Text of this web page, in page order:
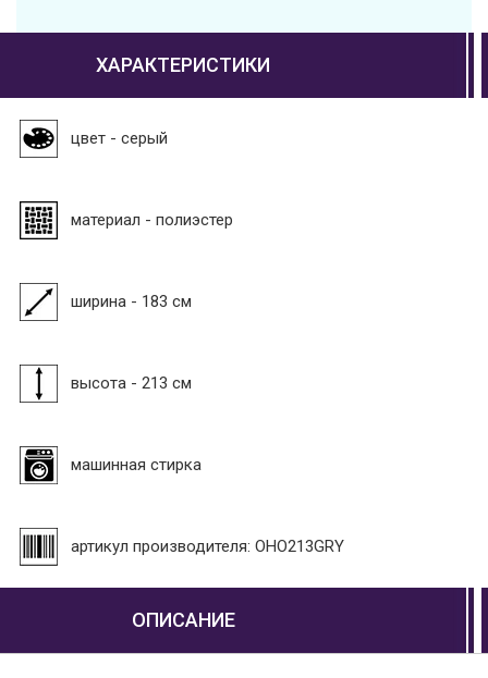
ХАРАКТЕРИСТИКИ
цвет - серый
материал - полиэстер
ширина - 183 см
высота - 213 см
машинная стирка
артикул производителя: OHO213GRY
ОПИСАНИЕ